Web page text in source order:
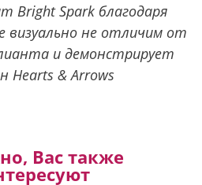
Bright Spark благодаря
визуально не отличим от
и демонстрирует
Hearts & Arrows
Вас также